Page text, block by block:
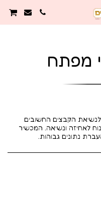
מפתח
הקבצים החשובים
לאחיזה ונשיאה. המכשיר